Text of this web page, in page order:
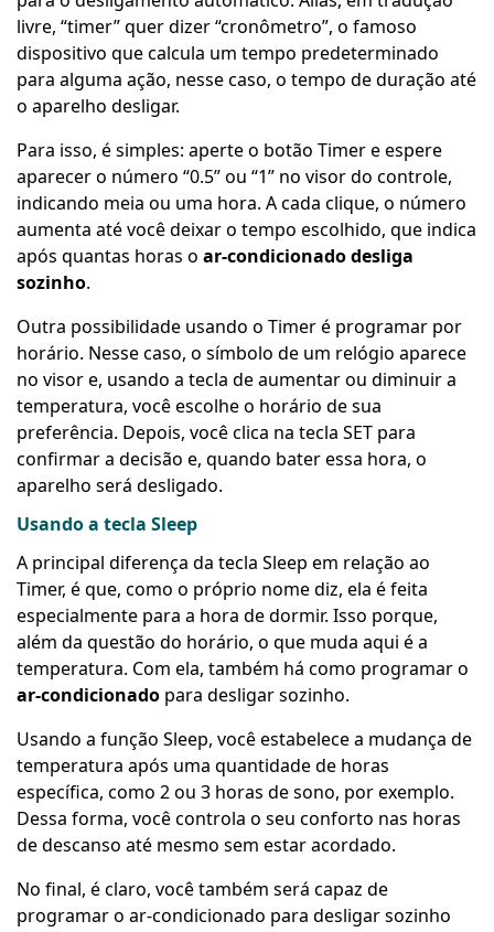
livre, “timer” quer dizer “cronômetro”, o famoso
dispositivo que calcula um tempo predeterminado
para alguma ação, nesse caso, o tempo de duração até
o aparelho desligar.
Para isso, é simples: aperte o botão Timer e espere
aparecer o número “0.5” ou “1” no visor do controle,
indicando meia ou uma hora. A cada clique, o número
aumenta até você deixar o tempo escolhido, que indica
após quantas horas o ar-condicionado desliga
sozinho.
Outra possibilidade usando o Timer é programar por
horário. Nesse caso, o símbolo de um relógio aparece
no visor e, usando a tecla de aumentar ou diminuir a
temperatura, você escolhe o horário de sua
preferência. Depois, você clica na tecla SET para
confirmar a decisão e, quando bater essa hora, o
aparelho será desligado.
Usando a tecla Sleep
A principal diferença da tecla Sleep em relação ao
Timer, é que, como o próprio nome diz, ela é feita
especialmente para a hora de dormir. Isso porque,
além da questão do horário, o que muda aqui é a
temperatura. Com ela, também há como programar o
ar-condicionado para desligar sozinho.
Usando a função Sleep, você estabelece a mudança de
temperatura após uma quantidade de horas
específica, como 2 ou 3 horas de sono, por exemplo.
Dessa forma, você controla o seu conforto nas horas
de descanso até mesmo sem estar acordado.
No final, é claro, você também será capaz de
programar o ar-condicionado para desligar sozinho